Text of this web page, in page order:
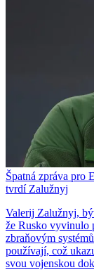
Špatná zpráva pro
tvrdí Zalužnyj
Valerij Zalužnyj,
že Rusko vyvinulo
zbraňovým
používají, což
svou vojenskou